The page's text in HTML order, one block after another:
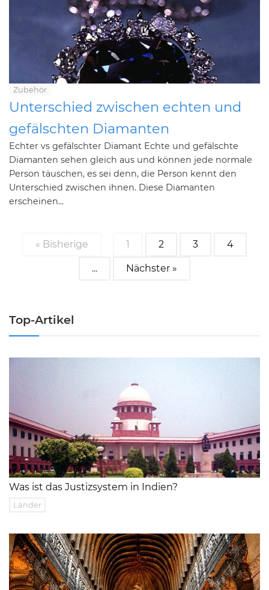
Zubehör
Unterschied zwischen echten und
gefälschten Diamanten
Echter vs gefälschter Diamant Echte und gefälschte
Diamanten sehen gleich aus und können jede normale
Person täuschen, es sei denn, die Person kennt den
Unterschied zwischen ihnen. Diese Diamanten
erscheinen...
« Bisherige 1 2 3 4
... Nächster »
Top-Artikel
Was ist das Justizsystem in Indien?
Länder